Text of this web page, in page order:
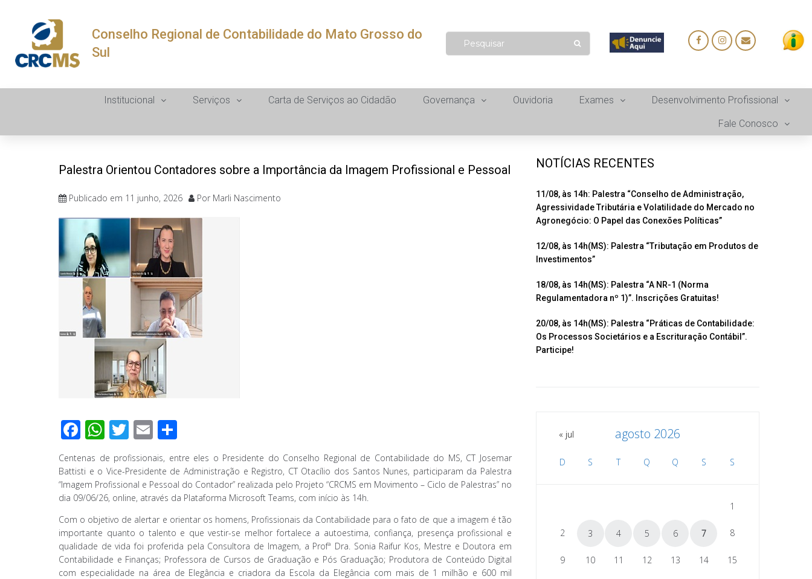
Conselho Regional de Contabilidade do Mato Grosso do
Sul
Institucional Serviços Carta de Serviços ao Cidadão Governança Ouvidoria Exames Desenvolvimento Profissional
Fale Conosco
Palestra Orientou Contadores sobre a Importância da Imagem Profissional e Pessoal
Publicado em 11 junho, 2026 Por Marli Nascimento
F
e
b
o
o
k
W
at
s
A
p
p
T
wi
tt
er
E
m
ail
o
m
p
ar
til
h
ar
Centenas de profissionais, entre eles o Presidente do Conselho Regional de Contabilidade do MS, CT Josemar
Battisti e o Vice-Presidente de Administração e Registro, CT Otacílio dos Santos Nunes, participaram da Palestra
“Imagem Profissional e Pessoal do Contador” realizada pelo Projeto “CRCMS em Movimento – Ciclo de Palestras” no
dia 09/06/26, online, através da Plataforma Microsoft Teams, com início às 14h.
Com o objetivo de alertar e orientar os homens, Profissionais da Contabilidade para o fato de que a imagem é tão
importante quanto o talento e que vestir-se melhor fortalece a autoestima, confiança, presença profissional e
qualidade de vida foi proferida pela Consultora de Imagem, a Profª Dra. Sonia Raifur Kos, Mestre e Doutora em
Contabilidade e Finanças; Professora de Cursos de Graduação e Pós Graduação; Produtora de Conteúdo Digital
com especialidade na área de Elegância e criadora da Escola da Elegância com mais de 1 milhão e 600 mil
NOTÍCIAS RECENTES
11/08, às 14h: Palestra “Conselho de Administração,
Agressividade Tributária e Volatilidade do Mercado no
Agronegócio: O Papel das Conexões Políticas”
12/08, às 14h(MS): Palestra “Tributação em Produtos de
Investimentos”
18/08, às 14h(MS): Palestra “A NR-1 (Norma
Regulamentadora nº 1)”. Inscrições Gratuitas!
20/08, às 14h(MS): Palestra “Práticas de Contabilidade:
Os Processos Societários e a Escrituração Contábil”.
Participe!
agosto 2026
D S T Q Q S S
« jul
1
2 3 4 5 6 7 8
9 10 11 12 13 14 15